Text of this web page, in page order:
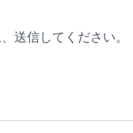
送信してください。